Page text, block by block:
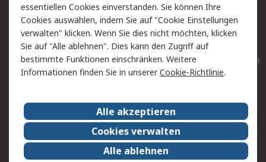
AGB
Datenschutz
Cookie-Richtlinie
Zahlungsbedingungen
Copyright/Impressum
Entsorgung
Elektrogeräte/Batterien
RS weltweit
Karriere bei RS
Nachhaltigkeit
Qualität/Umwelt/ZertifikatePresse-Center
essentiellen Cookies einverstanden. Sie können Ihre
Cookies auswählen, indem Sie auf "Cookie Einstellungen
verwalten" klicken. Wenn Sie dies nicht möchten, klicken
Sie auf "Alle ablehnen". Dies kann den Zugriff auf
bestimmte Funktionen einschränken. Weitere
Informationen finden Sie in unsererCookie-Richtlinie.
Alle akzeptieren
Cookies verwalten
Alle ablehnen